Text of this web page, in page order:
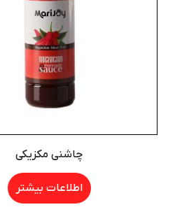
چاشنی مکزیکی
اطلاعات بیشتر